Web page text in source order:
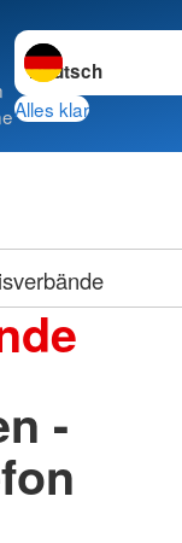
Sprache wechseln
Alles klar
-